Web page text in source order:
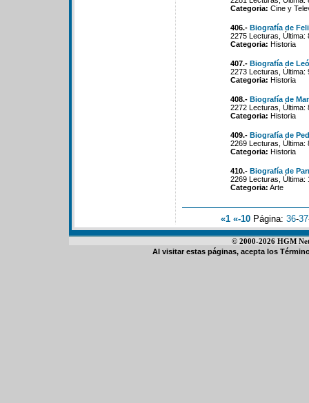
Categoria: Cine y
406.- Biografía de
2275 Lecturas, Última:
Categoria: Historia
407.- Biografía de
2273 Lecturas, Última:
Categoria: Historia
408.- Biografía de
2272 Lecturas, Última:
Categoria: Historia
409.- Biografía de
2269 Lecturas, Última:
Categoria: Historia
410.- Biografía de
2269 Lecturas, Última:
Categoria: Arte
«1 «-10 Página: 36-37
© 2000-2026 HGM
Al visitar estas páginas, acepta los